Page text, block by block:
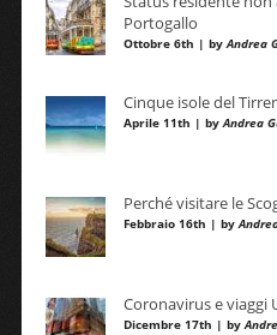
Portogallo
Ottobre 6th | byAndrea
Cinque isole del
Aprile 11th | byAndrea
Perché visitare le
Febbraio 16th | by
Coronavirus e viaggi
Dicembre 17th | by